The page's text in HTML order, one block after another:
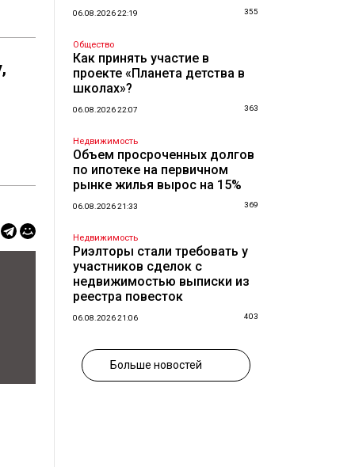
06.08.2026 22:19 355
Общество
Как принять участие в
проекте «Планета детства в
школах»?
06.08.2026 22:07 363
Недвижимость
Объем просроченных долгов
по ипотеке на первичном
рынке жилья вырос на 15%
06.08.2026 21:33 369
Недвижимость
Риэлторы стали требовать у
участников сделок с
недвижимостью выписки из
реестра повесток
06.08.2026 21:06 403
Больше новостей